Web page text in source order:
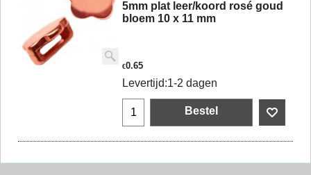
5mm plat leer/koord rosé goud
bloem 10 x 11 mm
€0.65
Levertijd:1-2 dagen
Bestel